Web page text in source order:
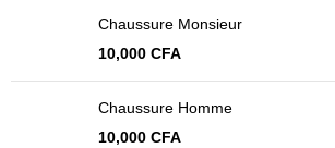
Chaussure Monsieur
10,000 CFA
Chaussure Homme
10,000 CFA